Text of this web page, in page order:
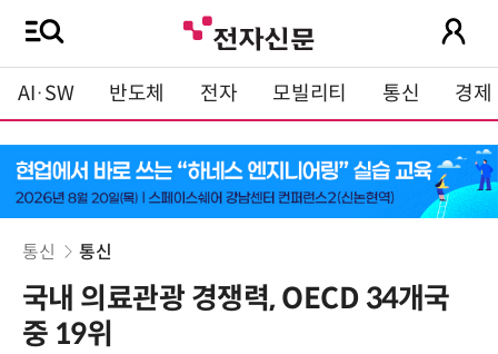
AI·SW 반도체 전자 모빌리티 통신 경제
통신 통신
국내 의료관광 경쟁력, OECD 34개국
중 19위